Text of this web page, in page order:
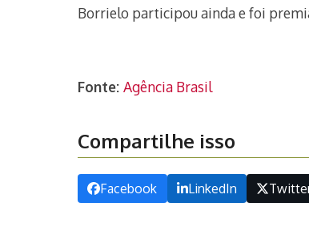
Borrielo participou ainda e foi
Fonte: Agência Brasil
Compartilhe isso
Facebook LinkedIn